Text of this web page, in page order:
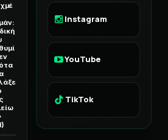
Instagram
YouTube
TikTok